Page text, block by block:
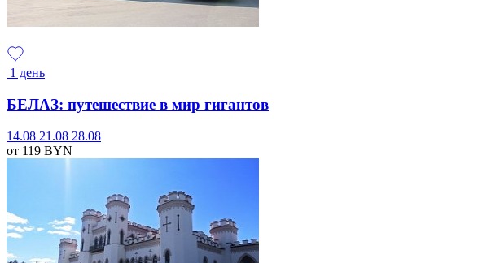
1 день
БЕЛАЗ: путешествие в мир гигантов
14.08 21.08 28.08
от 119 BYN